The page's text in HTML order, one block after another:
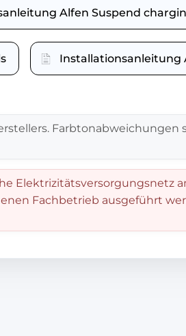
Alfen Suspend
Installationsanleitung
Elektrizitätsversorgungsnetz
Fachbetrieb ausgeführt